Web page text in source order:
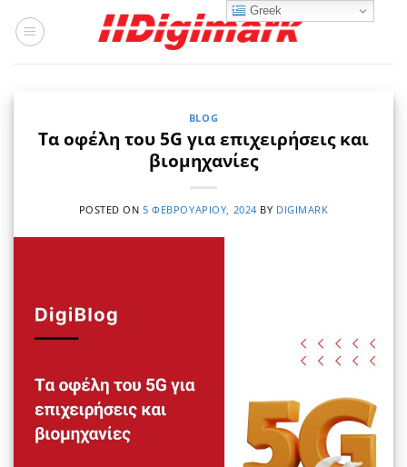
στο
BLOG
Τα οφέλη του 5G για επιχειρήσεις και
βιομηχανίες
POSTED ON 5 ΦΕΒΡΟΥΑΡΊΟΥ, 2024 BY DIGIMARK
Greek